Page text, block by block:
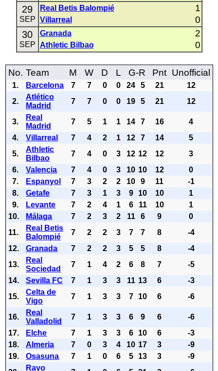
29
SEP
Real Betis Balompié 1
Villarreal 0
30
SEP
Granada 2
Athletic Bilbao 0
No. Team M W D L G-R Pnt Unofficial
1. Barcelona 7 7 0 0 24 5 21
12
2.
Atlético
Madrid
7 7 0 0 19 5 21 12
3.
Real
Madrid
7 5 1 1 14 7 16
4
4.
Villarreal 7 4 2 1 12 7 14
5
5.
Athletic
Bilbao
7 4 0 3 12 12 12
3
6.
Valencia 7 4 0 3 10 10 12
0
7.
Espanyol 7 3 2 2 10 9 11
-1
8.
Getafe 7 3 1 3 9 10 10
1
9.
Levante 7 2 4 1 6 11 10
1
10.
Málaga 7 2 3 2 11 6 9
0
11.
Real Betis
Balompié
7 2 2 3 7 7 8
-4
12.
Granada 7 2 2 3 5 5 8
-4
13.
Real
Sociedad
7 1 4 2 6 8 7
-5
14.
Sevilla FC 7 1 3 3 11 13 6
-3
15.
Celta de
Vigo
7 1 3 3 7 10 6 -6
16.
Real
Valladolid
7 1 3 3 6 9 6
-6
17.
Elche 7 1 3 3 6 10 6
-3
18.
Almeria 7 0 3 4 10 17 3
-9
19.
Osasuna 7 1 0 6 5 13 3
-9
Rayo